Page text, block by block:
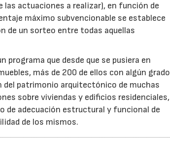
actuaciones a realizar), en función de
máximo subvencionable se establece
de un sorteo entre todas aquellas
programa que desde que se pusiera en
más de 200 de ellos con algún grado
del patrimonio arquitectónico de muchas
sobre viviendas y edificios residenciales,
de adecuación estructural y funcional de
de los mismos.
30/07/2026